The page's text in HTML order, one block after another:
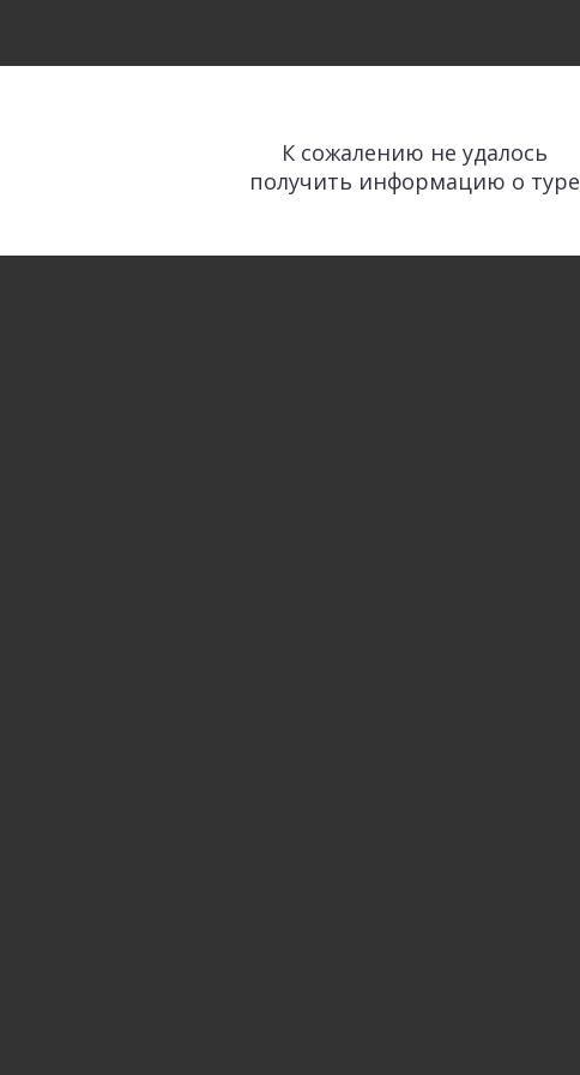
К сожалению не удалось
получить информацию о туре